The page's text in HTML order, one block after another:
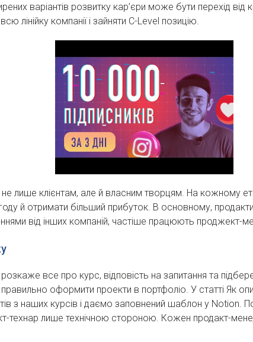
варіантів розвитку кар’єри може бути перехід від
лінійку компанії і зайняти С-Level позицію.
лише клієнтам, але й власним творцям. На кожному
й отримати більший прибуток. В основному, продакти
від інших компаній, частіше працюють проджект-
все про курс, відповість на запитання та
оформити проекти в портфоліо. У статті Як
з наших курсів і даємо заповнений шаблон у Notion.
технар лише технічною стороною. Кожен продакт-